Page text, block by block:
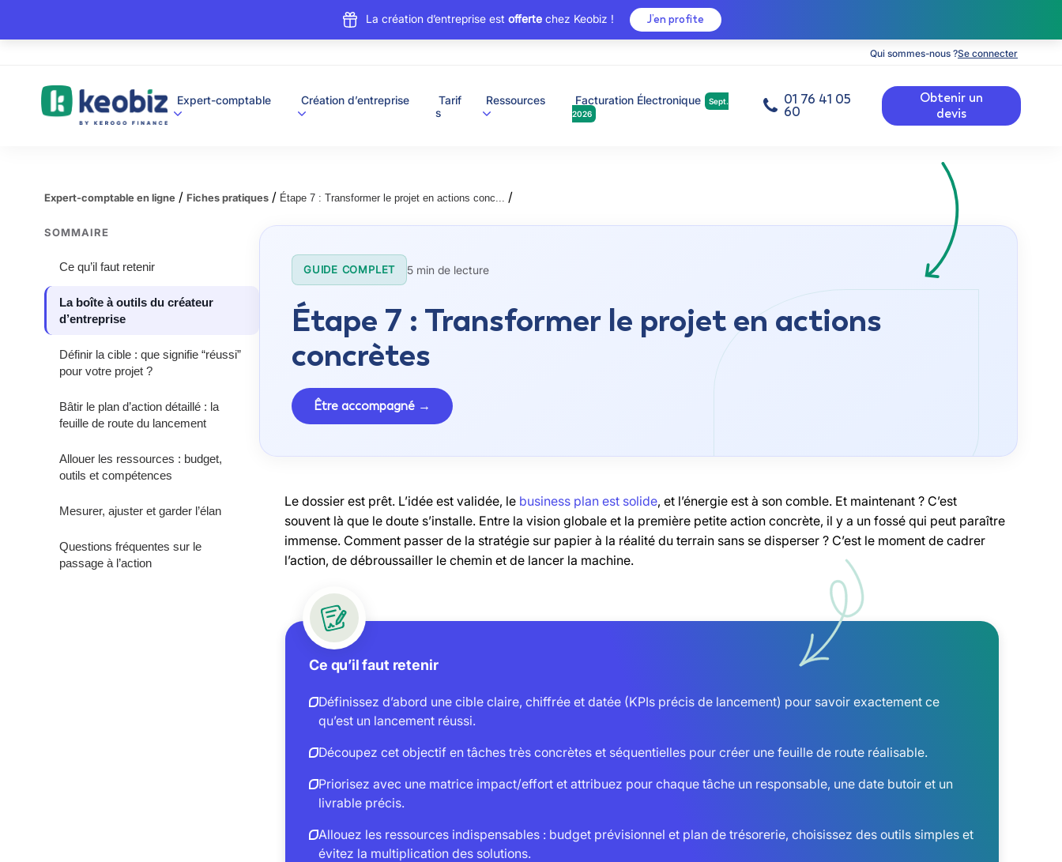
La création d’entreprise est offertechez Keobiz ! J’en profite
Qui sommes-nous ?Se connecter
A
c
c
u
Expert-comptable Création d’entreprise
Tarif
s
Ressources Facturation Électronique
Sept.
2026
01 76 41 05
60
Obtenir un
devis
Expert-comptable en ligne / Fiches pratiques / Étape 7 : Transformer le projet en actions conc... /
SOMMAIRE
Ce qu’il faut retenir
La boîte à outils du créateur
d’entreprise
Définir la cible : que signifie “réussi”
pour votre projet ?
Bâtir le plan d’action détaillé : la
feuille de route du lancement
Allouer les ressources : budget,
outils et compétences
Mesurer, ajuster et garder l’élan
Questions fréquentes sur le
passage à l’action
GUIDE COMPLET 5 min de lecture
Étape 7 : Transformer le projet en actions
concrètes
Être accompagné →
Le dossier est prêt. L’idée est validée, le business plan est solide, et l’énergie est à son comble. Et maintenant ? C’est
souvent là que le doute s’installe. Entre la vision globale et la première petite action concrète, il y a un fossé qui peut paraître
immense. Comment passer de la stratégie sur papier à la réalité du terrain sans se disperser ? C’est le moment de cadrer
l’action, de débroussailler le chemin et de lancer la machine.
Ce qu’il faut retenir
Définissez d’abord une cible claire, chiffrée et datée (KPIs précis de lancement) pour savoir exactement ce
qu’est un lancement réussi.
Découpez cet objectif en tâches très concrètes et séquentielles pour créer une feuille de route réalisable.
Priorisez avec une matrice impact/effort et attribuez pour chaque tâche un responsable, une date butoir et un
livrable précis.
Allouez les ressources indispensables : budget prévisionnel et plan de trésorerie, choisissez des outils simples et
évitez la multiplication des solutions.